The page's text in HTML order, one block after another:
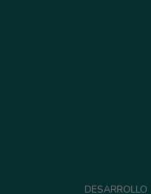
DESARROLLO